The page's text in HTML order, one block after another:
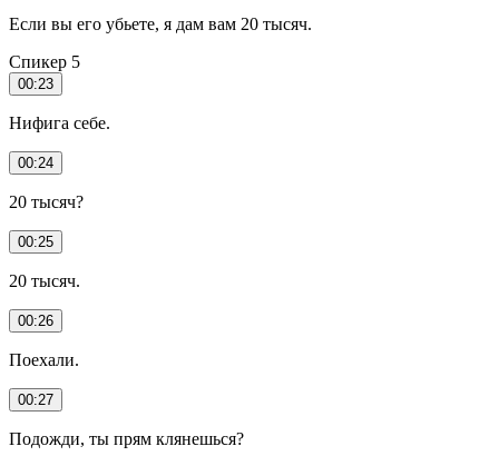
Если вы его убьете, я дам вам 20 тысяч.
Спикер 5
00:23
Нифига себе.
00:24
20 тысяч?
00:25
20 тысяч.
00:26
Поехали.
00:27
Подожди, ты прям клянешься?